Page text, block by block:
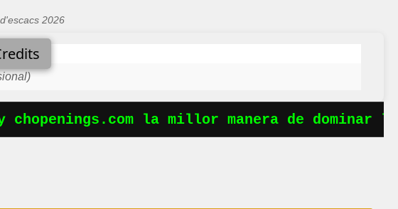
2026
chopenings.com la millor manera de dominar